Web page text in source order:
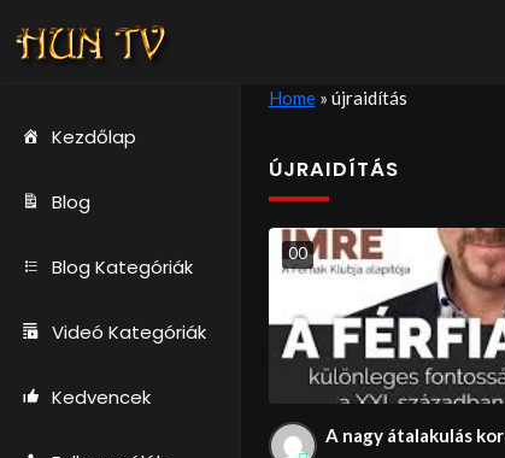
Kezdőlap
Blog
Blog Kategóriák
Videó Kategóriák
Kedvencek
Home» újraidítás
ÚJRAIDÍTÁS
00
A nagy átalakulás